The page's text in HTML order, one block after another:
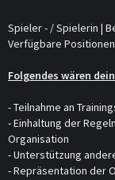
Spieler - / Spielerin |
Verfügbare
Folgendes wären
- Teilnahme an
- Einhaltung der
Organisation
- Unterstützung
- Repräsentation der